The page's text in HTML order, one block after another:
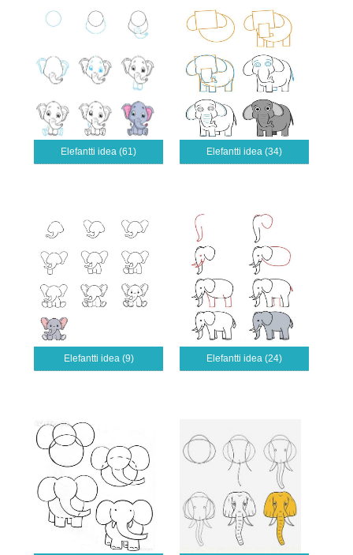
Elefantti idea (61) Elefantti idea (34)
Elefantti idea (9) Elefantti idea (24)